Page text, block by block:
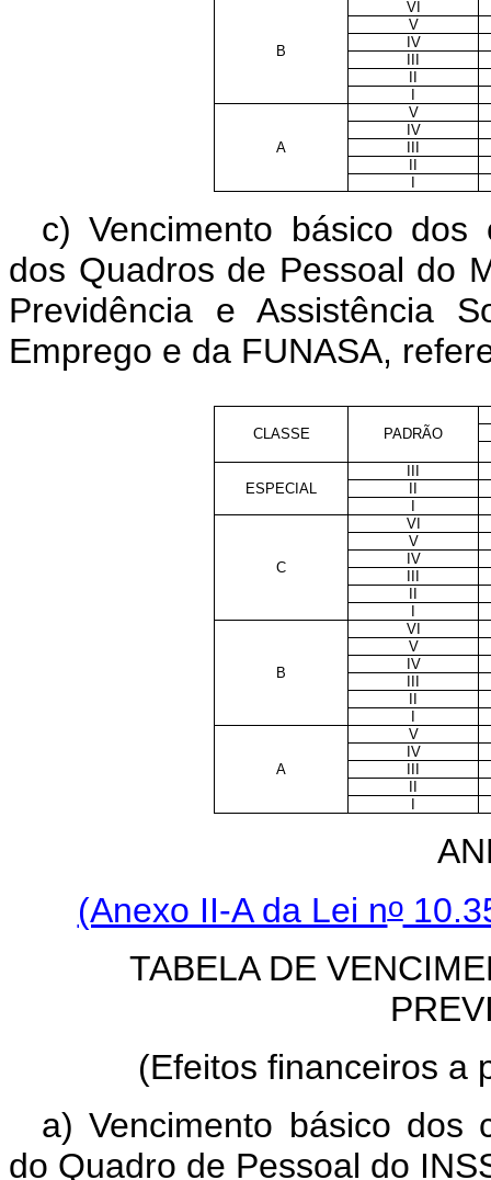
B
VI
V
IV
A
V
IV
c) Vencimento básico
dos Quadros de Pessoal do
Previdência e Assistência
Emprego e da FUNASA,
CLASSE PADRÃO
ESPECIAL
C
VI
V
IV
B
VI
V
IV
A
V
IV
(Anexo II-A da Lei no
TABELA DE
(Efeitos financeiros a
a) Vencimento básico dos
do Quadro de Pessoal do